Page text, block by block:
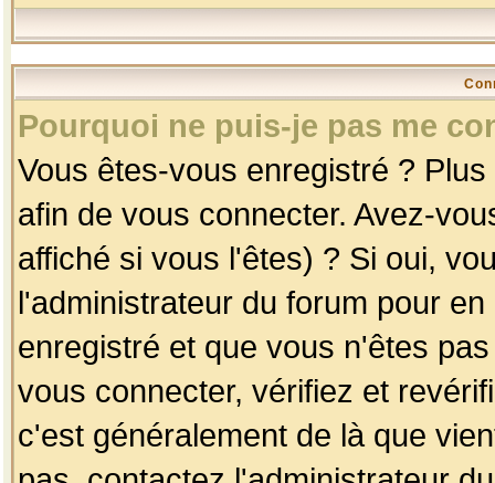
Pourquoi ne puis-je pas me
Vous êtes-vous enregistré ?
afin de vous connecter. Avez-
affiché si vous l'êtes) ? Si oui,
l'administrateur du forum pour
enregistré et que vous n'êtes
vous connecter, vérifiez et
c'est généralement de là que